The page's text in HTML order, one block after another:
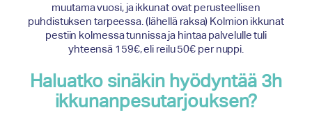
muutama vuosi, ja ikkunat ovat perusteellisen
puhdistuksen tarpeessa. (lähellä raksa) Kolmion ikkunat
pestiin kolmessa tunnissa ja hintaa palvelulle tuli
yhteensä 159€, eli reilu 50€ per nuppi.
Haluatko sinäkin hyödyntää 3h
ikkunanpesutarjouksen?